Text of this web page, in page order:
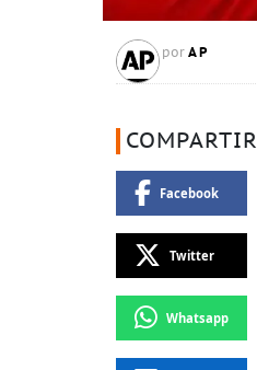
por AP
COMPARTIR
Facebook
Twitter
Whatsapp